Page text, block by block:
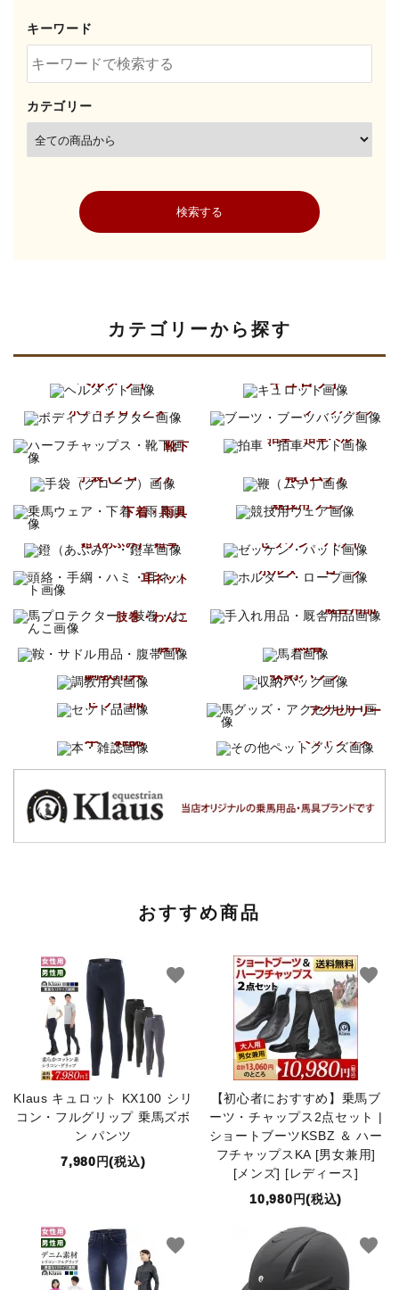
キーワード
カテゴリー
検索する
検索する
カテゴリーから探す
ヘルメット キュロット
ボディプロテクター
ブーツ
ブーツバッグ
靴下
拍車・拍車ベルト
手袋 (グローブ) 鞭 (ムチ)
下着・雨具
競技用ウェア
鐙 (あぶみ)・鐙革 ゼッケン・パッド
耳ネット
ホルター・ロープ
肢巻・わんこ
厩舎用品
腹帯
馬着
調教用具
収納バッグ
セット品
アクセサリー
本・雑誌
ペットグッズ
おすすめ商品
Klaus キュロット KX100 シリ
コン・フルグリップ 乗馬ズボ
ン パンツ
7,980円(税込)
favorite
【初心者におすすめ】乗馬ブ
ーツ・チャップス2点セット |
ショートブーツKSBZ ＆ ハー
フチャップスKA [男女兼用]
[メンズ] [レディース]
10,980円(税込)
favorite
favorite favorite